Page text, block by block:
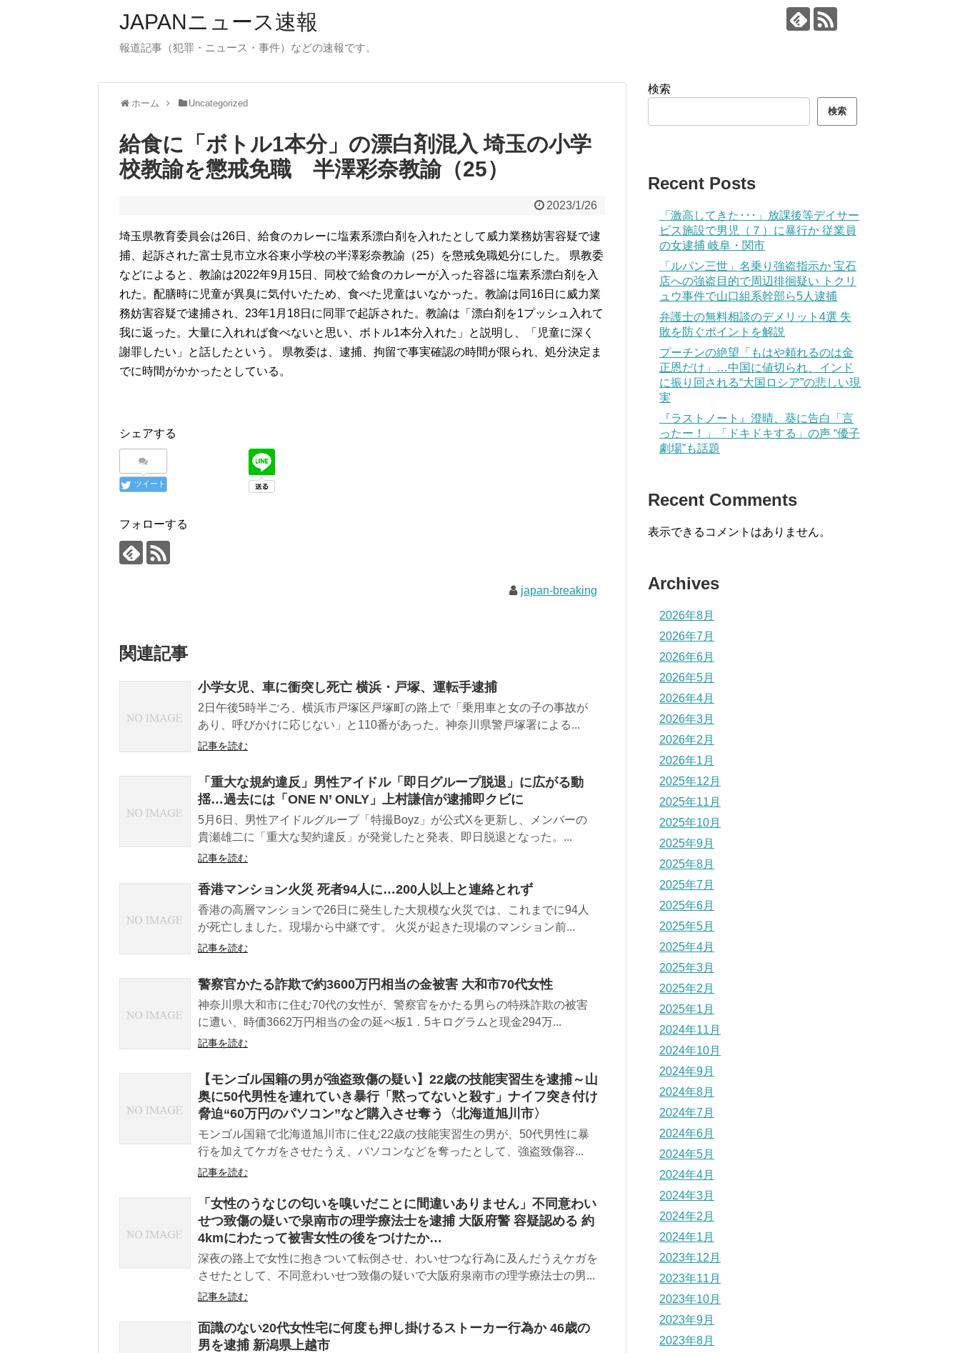
JAPANニュース速報
報道記事（犯罪・ニュース・事件）などの速報です。
ホーム Uncategorized
給食に「ボトル1本分」の漂白剤混入 埼玉の小学
校教諭を懲戒免職 半澤彩奈教諭（25）
2023/1/26
埼玉県教育委員会は26日、給食のカレーに塩素系漂白剤を入れたとして威力業務妨害容疑で逮
捕、起訴された富士見市立水谷東小学校の半澤彩奈教諭（25）を懲戒免職処分にした。 県教委
などによると、教諭は2022年9月15日、同校で給食のカレーが入った容器に塩素系漂白剤を入
れた。配膳時に児童が異臭に気付いたため、食べた児童はいなかった。教諭は同16日に威力業
務妨害容疑で逮捕され、23年1月18日に同罪で起訴された。教諭は「漂白剤を1プッシュ入れて
我に返った。大量に入れれば食べないと思い、ボトル1本分入れた」と説明し、「児童に深く
謝罪したい」と話したという。 県教委は、逮捕、拘留で事実確認の時間が限られ、処分決定ま
でに時間がかかったとしている。
シェアする
ツイート
フォローする
japan-breaking
関連記事
小学女児、車に衝突し死亡 横浜・戸塚、運転手逮捕
2日午後5時半ごろ、横浜市戸塚区戸塚町の路上で「乗用車と女の子の事故が
あり、呼びかけに応じない」と110番があった。神奈川県警戸塚署による...
記事を読む
「重大な規約違反」男性アイドル「即日グループ脱退」に広がる動
揺…過去には「ONE N’ ONLY」上村謙信が逮捕即クビに
5月6日、男性アイドルグループ「特撮Boyz」が公式Xを更新し、メンバーの
貴瀬雄二に「重大な契約違反」が発覚したと発表、即日脱退となった。...
記事を読む
香港マンション火災 死者94人に…200人以上と連絡とれず
香港の高層マンションで26日に発生した大規模な火災では、これまでに94人
が死亡しました。現場から中継です。 火災が起きた現場のマンション前...
記事を読む
警察官かたる詐欺で約3600万円相当の金被害 大和市70代女性
神奈川県大和市に住む70代の女性が、警察官をかたる男らの特殊詐欺の被害
に遭い、時価3662万円相当の金の延べ板1．5キログラムと現金294万...
記事を読む
【モンゴル国籍の男が強盗致傷の疑い】22歳の技能実習生を逮捕～山
奥に50代男性を連れていき暴行「黙ってないと殺す」ナイフ突き付け
脅迫“60万円のパソコン”など購入させ奪う〈北海道旭川市〉
モンゴル国籍で北海道旭川市に住む22歳の技能実習生の男が、50代男性に暴
行を加えてケガをさせたうえ、パソコンなどを奪ったとして、強盗致傷容...
記事を読む
「女性のうなじの匂いを嗅いだことに間違いありません」不同意わい
せつ致傷の疑いで泉南市の理学療法士を逮捕 大阪府警 容疑認める 約
4kmにわたって被害女性の後をつけたか…
深夜の路上で女性に抱きついて転倒させ、わいせつな行為に及んだうえケガを
させたとして、不同意わいせつ致傷の疑いで大阪府泉南市の理学療法士の男...
記事を読む
面識のない20代女性宅に何度も押し掛けるストーカー行為か 46歳の
男を逮捕 新潟県上越市
検索
検索
Recent Posts
「激高してきた･･･」放課後等デイサー
ビス施設で男児（７）に暴行か 従業員
の女逮捕 岐阜・関市
「ルパン三世」名乗り強盗指示か 宝石
店への強盗目的で周辺徘徊疑い トクリ
ュウ事件で山口組系幹部ら5人逮捕
弁護士の無料相談のデメリット4選 失
敗を防ぐポイントを解説
プーチンの絶望「もはや頼れるのは金
正恩だけ」…中国に値切られ、インド
に振り回される“大国ロシア”の悲しい現
実
『ラストノート』澄晴、葵に告白「言
ったー！」「ドキドキする」の声 “優子
劇場”も話題
Recent Comments
表示できるコメントはありません。
Archives
2026年8月
2026年7月
2026年6月
2026年5月
2026年4月
2026年3月
2026年2月
2026年1月
2025年12月
2025年11月
2025年10月
2025年9月
2025年8月
2025年7月
2025年6月
2025年5月
2025年4月
2025年3月
2025年2月
2025年1月
2024年11月
2024年10月
2024年9月
2024年8月
2024年7月
2024年6月
2024年5月
2024年4月
2024年3月
2024年2月
2024年1月
2023年12月
2023年11月
2023年10月
2023年9月
2023年8月